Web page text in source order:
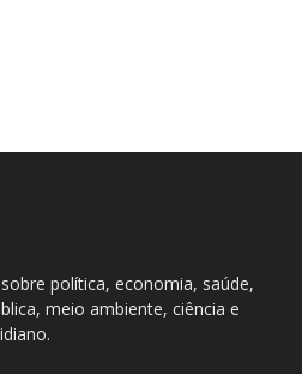
política, economia, saúde,
meio ambiente, ciência e